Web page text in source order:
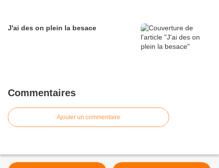
J'ai des on plein la besace
Commentaires
Ajouter un commentaire